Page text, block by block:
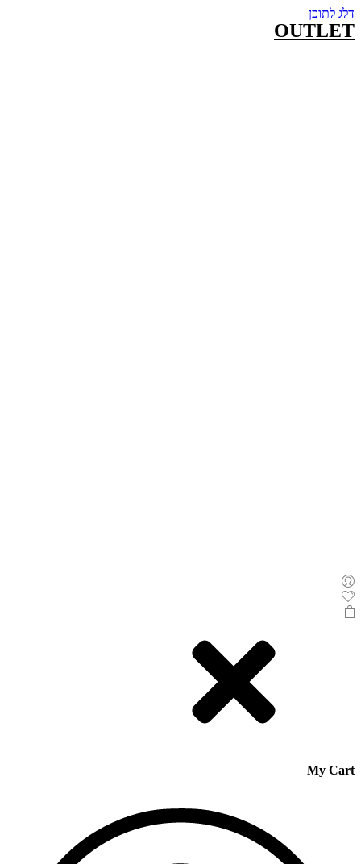
דלג לתוכן
OUTLET
My Cart